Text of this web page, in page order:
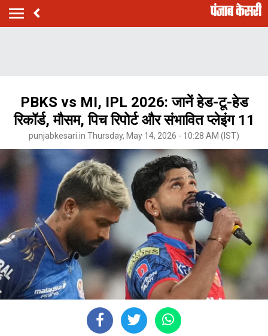
PBKS vs MI, IPL 2026: जानें हेड-टू-हेड
रिकॉर्ड, मौसम, पिच रिपोर्ट और संभावित प्लेइंग 11
punjabkesari.in Thursday, May 14, 2026 - 10:28 AM (IST)